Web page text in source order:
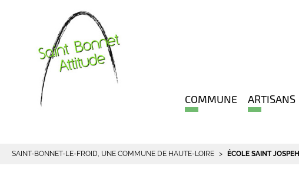
COMMUNE ARTISANS
SAINT-BONNET-LE-FROID, UNE COMMUNE DE HAUTE-LOIRE ÉCOLE SAINT JOSPEH